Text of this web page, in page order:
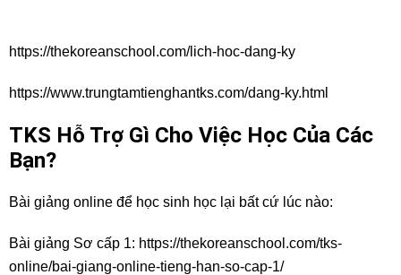
https://thekoreanschool.com/lich-hoc-dang-ky
https://www.trungtamtienghantks.com/dang-ky.html
TKS Hỗ Trợ Gì Cho Việc Học Của Các
Bạn?
Bài giảng online để học sinh học lại bất cứ lúc nào:
Bài giảng Sơ cấp 1: https://thekoreanschool.com/tks-
online/bai-giang-online-tieng-han-so-cap-1/